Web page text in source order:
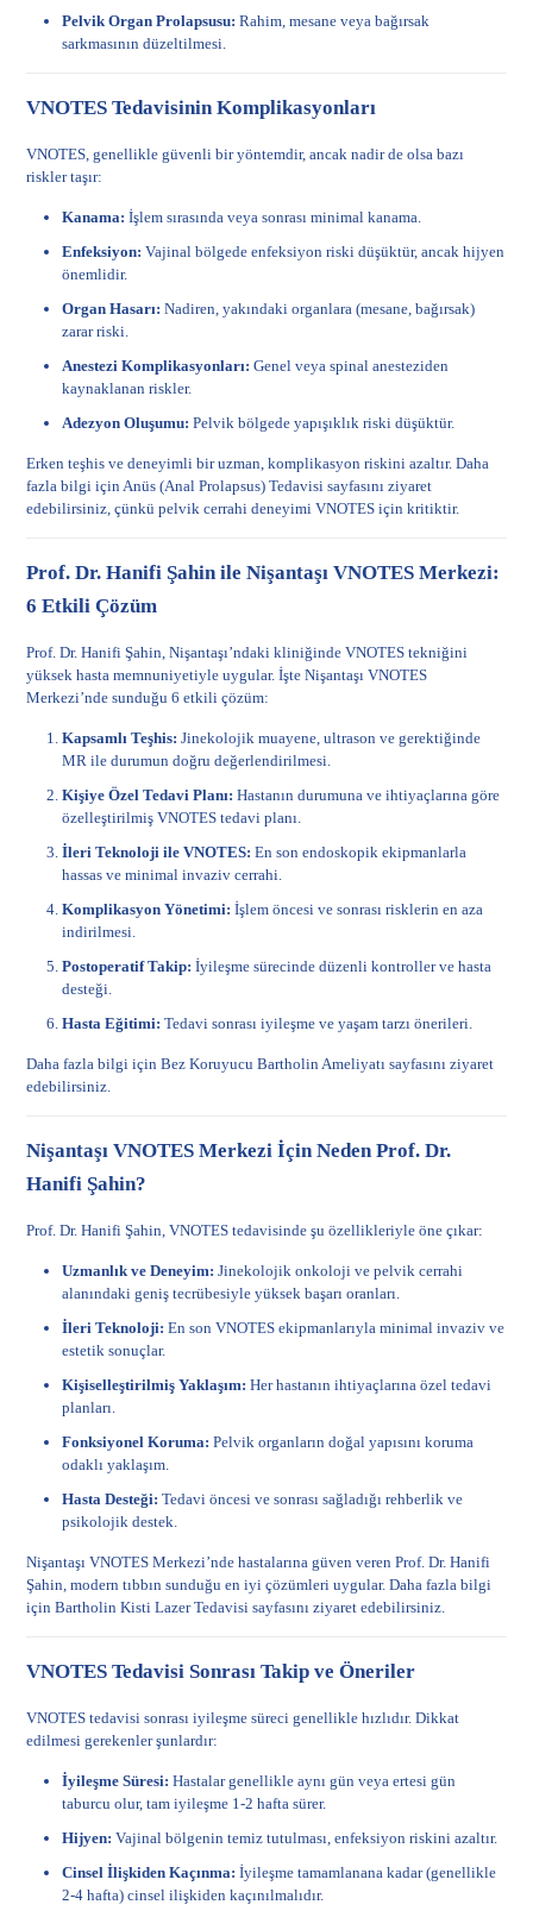
Pelvik Organ Prolapsusu: Rahim, mesane veya bağırsak
sarkmasının düzeltilmesi.
VNOTES Tedavisinin Komplikasyonları
VNOTES, genellikle güvenli bir yöntemdir, ancak nadir de olsa bazı
riskler taşır:
Kanama: İşlem sırasında veya sonrası minimal kanama.
Enfeksiyon: Vajinal bölgede enfeksiyon riski düşüktür, ancak hijyen
önemlidir.
Organ Hasarı: Nadiren, yakındaki organlara (mesane, bağırsak)
zarar riski.
Anestezi Komplikasyonları: Genel veya spinal anesteziden
kaynaklanan riskler.
Adezyon Oluşumu: Pelvik bölgede yapışıklık riski düşüktür.
Erken teşhis ve deneyimli bir uzman, komplikasyon riskini azaltır. Daha
fazla bilgi içinAnüs (Anal Prolapsus) Tedavisi sayfasını ziyaret
edebilirsiniz, çünkü pelvik cerrahi deneyimi VNOTES için kritiktir.
Prof. Dr. Hanifi Şahin ile Nişantaşı VNOTES Merkezi:
6 Etkili Çözüm
Prof. Dr. Hanifi Şahin, Nişantaşı’ndaki kliniğinde VNOTES tekniğini
yüksek hasta memnuniyetiyle uygular. İşte Nişantaşı VNOTES
Merkezi’nde sunduğu 6 etkili çözüm:
Kapsamlı Teşhis: Jinekolojik muayene, ultrason ve gerektiğinde
MR ile durumun doğru değerlendirilmesi.
Kişiye Özel Tedavi Planı: Hastanın durumuna ve ihtiyaçlarına göre
özelleştirilmiş VNOTES tedavi planı.
İleri Teknoloji ile VNOTES: En son endoskopik ekipmanlarla
hassas ve minimal invaziv cerrahi.
Komplikasyon Yönetimi: İşlem öncesi ve sonrası risklerin en aza
indirilmesi.
Postoperatif Takip: İyileşme sürecinde düzenli kontroller ve hasta
desteği.
Hasta Eğitimi: Tedavi sonrası iyileşme ve yaşam tarzı önerileri.
Daha fazla bilgi içinBez Koruyucu Bartholin Ameliyatı sayfasını ziyaret
edebilirsiniz.
Nişantaşı VNOTES Merkezi İçin Neden Prof. Dr.
Hanifi Şahin?
Prof. Dr. Hanifi Şahin, VNOTES tedavisinde şu özellikleriyle öne çıkar:
Uzmanlık ve Deneyim: Jinekolojik onkoloji ve pelvik cerrahi
alanındaki geniş tecrübesiyle yüksek başarı oranları.
İleri Teknoloji: En son VNOTES ekipmanlarıyla minimal invaziv ve
estetik sonuçlar.
Kişiselleştirilmiş Yaklaşım: Her hastanın ihtiyaçlarına özel tedavi
planları.
Fonksiyonel Koruma: Pelvik organların doğal yapısını koruma
odaklı yaklaşım.
Hasta Desteği: Tedavi öncesi ve sonrası sağladığı rehberlik ve
psikolojik destek.
Nişantaşı VNOTES Merkezi’nde hastalarına güven veren Prof. Dr. Hanifi
Şahin, modern tıbbın sunduğu en iyi çözümleri uygular. Daha fazla bilgi
içinBartholin Kisti Lazer Tedavisi sayfasını ziyaret edebilirsiniz.
VNOTES Tedavisi Sonrası Takip ve Öneriler
VNOTES tedavisi sonrası iyileşme süreci genellikle hızlıdır. Dikkat
edilmesi gerekenler şunlardır:
İyileşme Süresi: Hastalar genellikle aynı gün veya ertesi gün
taburcu olur, tam iyileşme 1-2 hafta sürer.
Hijyen: Vajinal bölgenin temiz tutulması, enfeksiyon riskini azaltır.
Cinsel İlişkiden Kaçınma: İyileşme tamamlanana kadar (genellikle
2-4 hafta) cinsel ilişkiden kaçınılmalıdır.